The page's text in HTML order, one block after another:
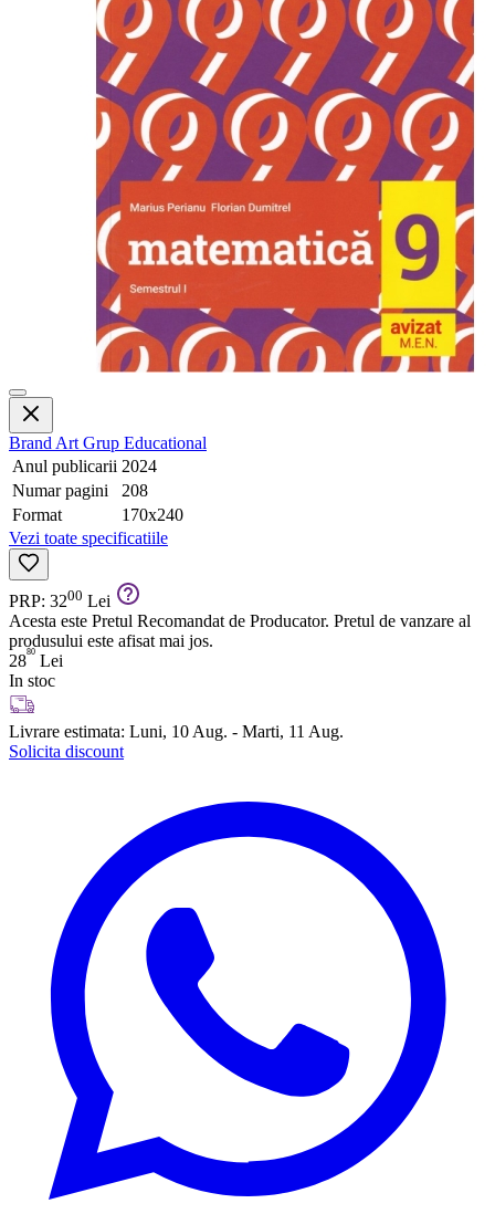
Brand Art Grup Educational
Anul publicarii 2024
Numar pagini
208
Format
170x240
Vezi toate specificatiile
PRP: 3200 Lei
Acesta este Pretul Recomandat de Producator. Pretul de vanzare al
produsului este afisat mai jos.
2880 Lei
In stoc
Livrare estimata: Luni, 10 Aug. - Marti, 11 Aug.
Solicita discount